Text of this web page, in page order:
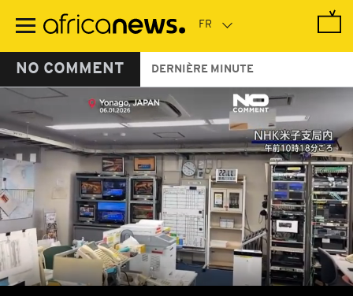
contenu
NO COMMENT DERNIÈRE MINUTE